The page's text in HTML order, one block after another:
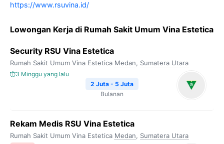
https://www.rsuvina.id/
Lowongan Kerja di Rumah Sakit Umum Vina Estetica
Security RSU Vina Estetica
Rumah Sakit Umum Vina Estetica Medan, Sumatera Utara
3 Minggu yang lalu
2 Juta - 5 Juta
Bulanan
Rekam Medis RSU Vina Estetica
Rumah Sakit Umum Vina Estetica Medan, Sumatera Utara